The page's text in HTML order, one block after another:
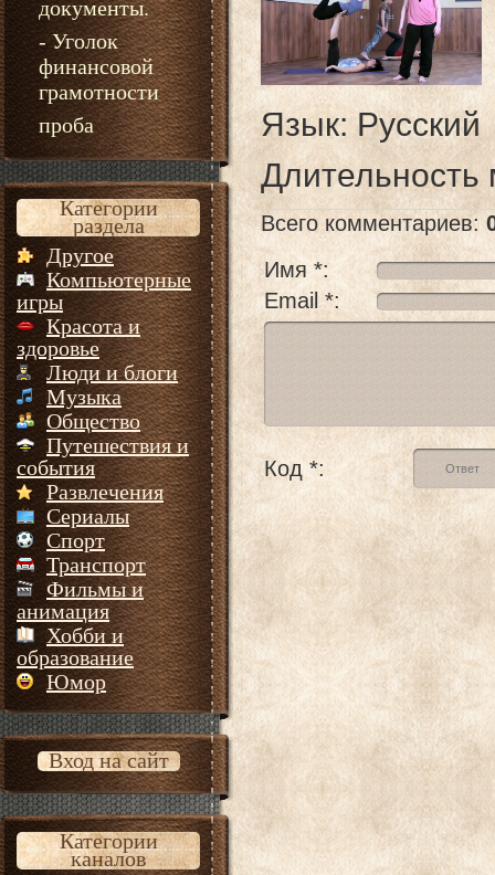
документы.
- Уголок
финансовой
грамотности
проба
Категории
раздела
Другое
Компьютерные
игры
Красота и
здоровье
Люди и блоги
Музыка
Общество
Путешествия и
события
Развлечения
Сериалы
Спорт
Транспорт
Фильмы и
анимация
Хобби и
образование
Юмор
Вход на сайт
Категории
каналов
Язык: Русский
Длительность
Всего комментариев:
Имя *:
Email *:
Код *: